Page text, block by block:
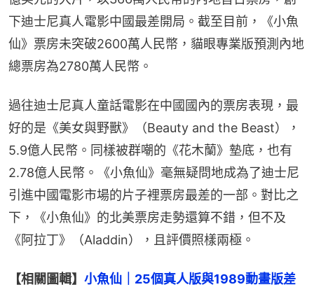
下迪士尼真人電影中國最差開局。截至目前，《小魚
仙》票房未突破2600萬人民幣，貓眼專業版預測內地
總票房為2780萬人民幣。
過往迪士尼真人童話電影在中國國內的票房表現，最
好的是《美女與野獸》（Beauty and the Beast），
5.9億人民幣。同樣被群嘲的《花木蘭》墊底，也有
2.78億人民幣。《小魚仙》毫無疑問地成為了迪士尼
引進中國電影市場的片子裡票房最差的一部。對比之
下，《小魚仙》的北美票房走勢還算不錯，但不及
《阿拉丁》（Aladdin），且評價照樣兩極。
【相關圖輯】 小魚仙｜25個真人版與1989動畫版差